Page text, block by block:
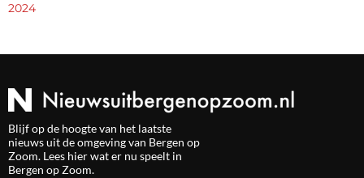
2024
Blijf op de hoogte van het laatste
nieuws uit de omgeving van Bergen op
Zoom. Lees hier wat er nu speelt in
Bergen op Zoom.